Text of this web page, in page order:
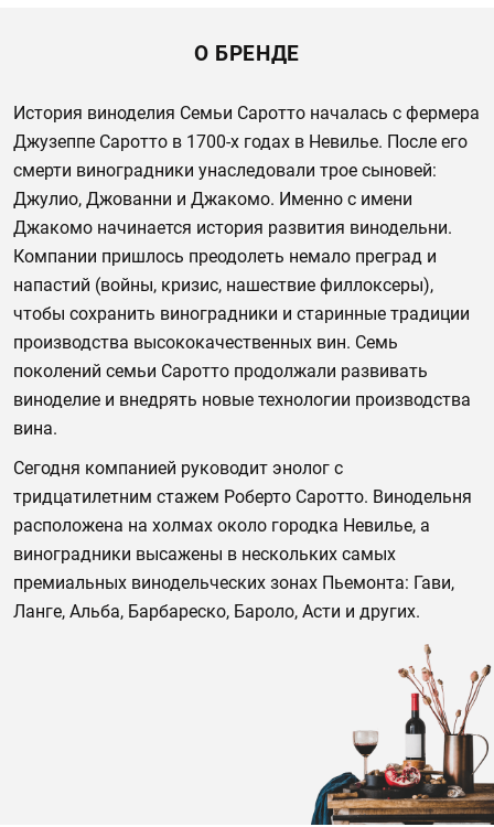
О БРЕНДЕ
История виноделия Семьи Саротто началась с фермера
Джузеппе Саротто в 1700-х годах в Невилье. После его
смерти виноградники унаследовали трое сыновей:
Джулио, Джованни и Джакомо. Именно с имени
Джакомо начинается история развития винодельни.
Компании пришлось преодолеть немало преград и
напастий (войны, кризис, нашествие филлоксеры),
чтобы сохранить виноградники и старинные традиции
производства высококачественных вин. Семь
поколений семьи Саротто продолжали развивать
виноделие и внедрять новые технологии производства
вина.
Сегодня компанией руководит энолог с
тридцатилетним стажем Роберто Саротто. Винодельня
расположена на холмах около городка Невилье, а
виноградники высажены в нескольких самых
премиальных винодельческих зонах Пьемонта: Гави,
Ланге, Альба, Барбареско, Бароло, Асти и других.